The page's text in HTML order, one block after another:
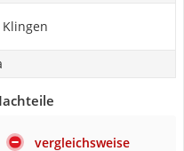
Klingen
vergleichsweise